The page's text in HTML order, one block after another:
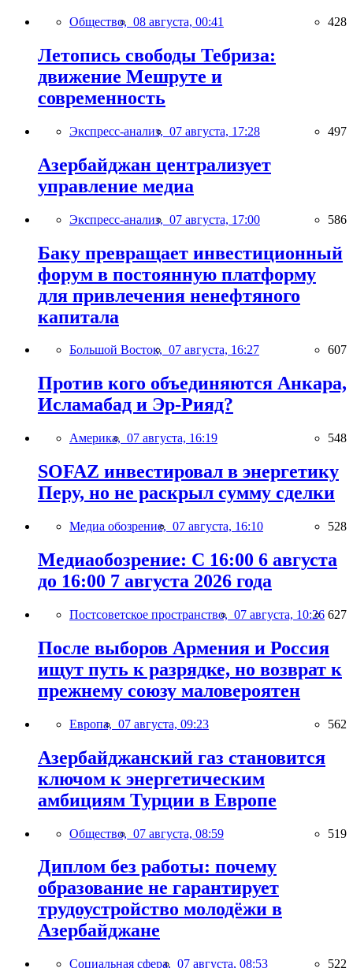
Общество, 08 августа, 00:41 428
Летопись свободы Тебриза:
движение Мешруте и
современность
Экспресс-анализ, 07 августа, 17:28 497
Азербайджан централизует
управление медиа
Экспресс-анализ, 07 августа, 17:00 586
Баку превращает инвестиционный
форум в постоянную платформу
для привлечения ненефтяного
капитала
Большой Восток, 07 августа, 16:27 607
Против кого объединяются Анкара,
Исламабад и Эр-Рияд?
Америка, 07 августа, 16:19 548
SOFAZ инвестировал в энергетику
Перу, но не раскрыл сумму сделки
Медиа обозрение, 07 августа, 16:10 528
Медиаобозрение: С 16:00 6 августа
до 16:00 7 августа 2026 года
Постсоветское пространство, 07 августа, 10:26 627
После выборов Армения и Россия
ищут путь к разрядке, но возврат к
прежнему союзу маловероятен
Европа, 07 августа, 09:23 562
Азербайджанский газ становится
ключом к энергетическим
амбициям Турции в Европе
Общество, 07 августа, 08:59 519
Диплом без работы: почему
образование не гарантирует
трудоустройство молодёжи в
Азербайджане
Социальная сфера, 07 августа, 08:53 522